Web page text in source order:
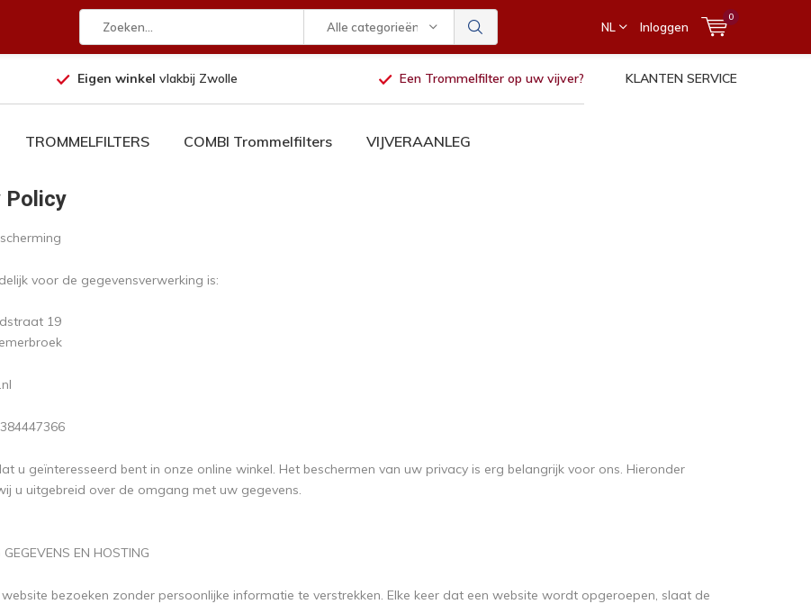
Alle categorieën NL Inloggen
0
Eigen winkel vlakbij Zwolle Een Trommelfilter op uw vijver? KLANTEN SERVICE
TROMMELFILTERS COMBI Trommelfilters VIJVERAANLEG
Policy
voor de gegevensverwerking is:
19
u geïnteresseerd bent in onze online winkel. Het beschermen van uw privacy is erg belangrijk voor ons. Hieronder
u uitgebreid over de omgang met uw gegevens.
EN HOSTING
bezoeken zonder persoonlijke informatie te verstrekken. Elke keer dat een website wordt opgeroepen, slaat de